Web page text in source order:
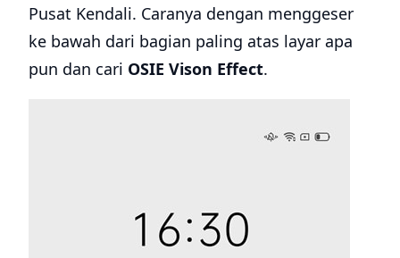
Pusat Kendali. Caranya dengan menggeser
ke bawah dari bagian paling atas layar apa
pun dan cari OSIE Vison Effect.